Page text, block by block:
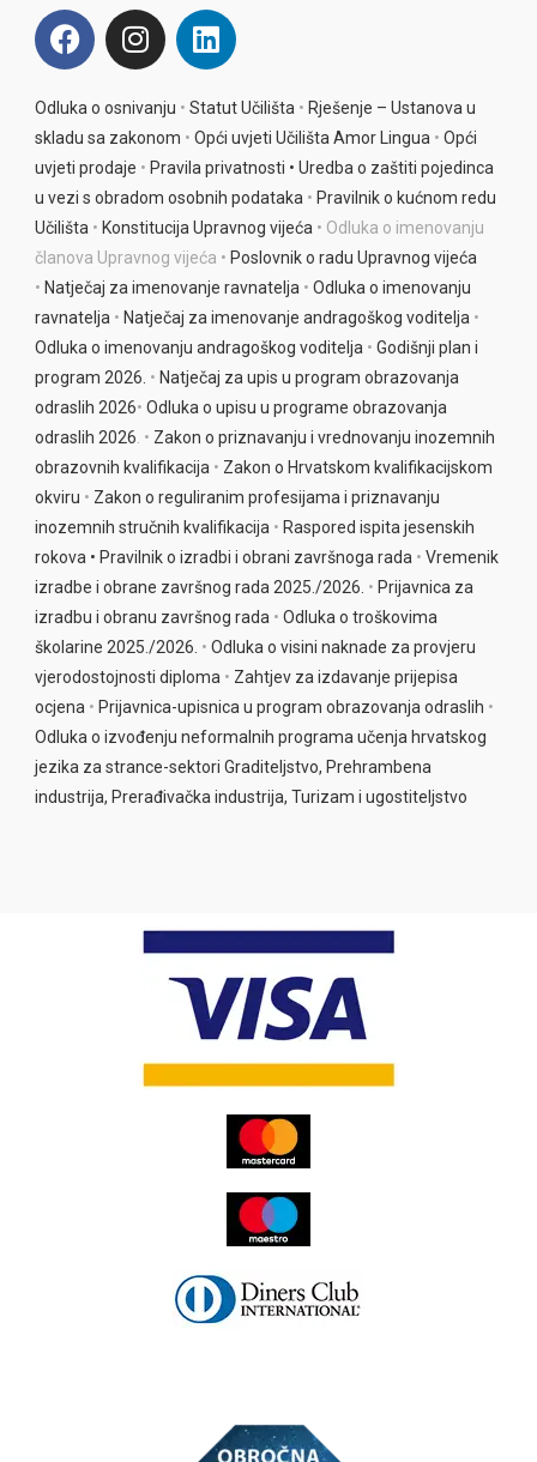
l
t
r
n
a
t
i
v
:
Odluka o osnivanju • Statut Učilišta • Rješenje – Ustanova u
skladu sa zakonom • Opći uvjeti Učilišta Amor Lingua • Opći
uvjeti prodaje • Pravila privatnosti • Uredba o zaštiti pojedinca
u vezi s obradom osobnih podataka • Pravilnik o kućnom redu
Učilišta • Konstitucija Upravnog vijeća • Odluka o imenovanju
članova Upravnog vijeća • Poslovnik o radu Upravnog vijeća
• Natječaj za imenovanje ravnatelja • Odluka o imenovanju
ravnatelja • Natječaj za imenovanje andragoškog voditelja •
Odluka o imenovanju andragoškog voditelja • Godišnji plan i
program 2026. • Natječaj za upis u program obrazovanja
odraslih 2026• Odluka o upisu u programe obrazovanja
odraslih 2026 . • Zakon o priznavanju i vrednovanju inozemnih
obrazovnih kvalifikacija • Zakon o Hrvatskom kvalifikacijskom
okviru • Zakon o reguliranim profesijama i priznavanju
inozemnih stručnih kvalifikacija • Raspored ispita jesenskih
rokova • Pravilnik o izradbi i obrani završnoga rada • Vremenik
izradbe i obrane završnog rada 2025./2026. • Prijavnica za
izradbu i obranu završnog rada • Odluka o troškovima
školarine 2025./2026. • Odluka o visini naknade za provjeru
vjerodostojnosti diploma • Zahtjev za izdavanje prijepisa
ocjena • Prijavnica-upisnica u program obrazovanja odraslih •
Odluka o izvođenju neformalnih programa učenja hrvatskog
jezika za strance-sektori Graditeljstvo, Prehrambena
industrija, Prerađivačka industrija, Turizam i ugostiteljstvo